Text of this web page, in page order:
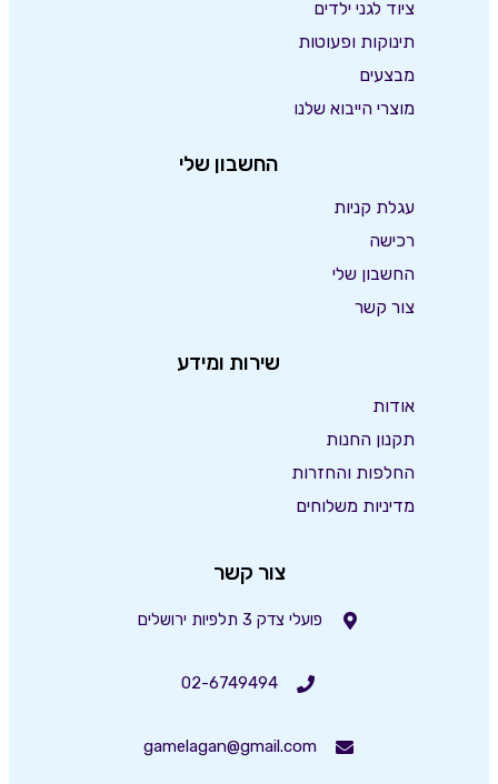
ציוד לגני ילדים
תינוקות ופעוטות
מבצעים
מוצרי הייבוא שלנו
החשבון שלי
עגלת קניות
רכישה
החשבון שלי
צור קשר
שירות ומידע
אודות
תקנון החנות
החלפות והחזרות
מדיניות משלוחים
צור קשר
פועלי צדק 3 תלפיות ירושלים
02-6749494
gamelagan@gmail.com